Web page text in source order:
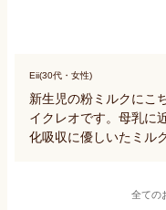
Eii(30代・女性)
新生児の粉ミルクにこ
イクレオです。母乳に
化吸収に優しいたミル
全ての